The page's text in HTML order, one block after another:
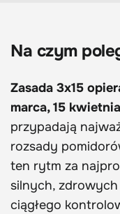
Na czym
Zasada 3x15
marca, 15
przypadają
rozsady
ten rytm za
silnych,
ciągłego